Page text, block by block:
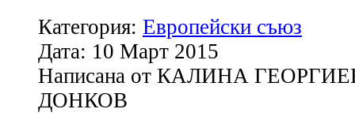
Категория: Европейски съюз
Дата: 10 Март 2015
Написана от КАЛИНА
ДОНКОВ